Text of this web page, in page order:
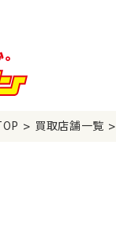
> 買取店舗一覧 >